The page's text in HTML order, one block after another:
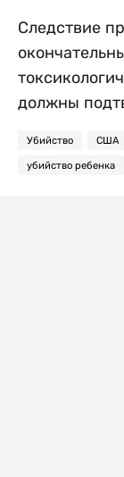
Следствие
должны
Убийство США
убийство ребенка